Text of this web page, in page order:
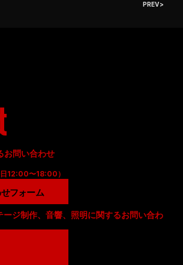
PREV >
問い合わせ
12:00〜18:00）
フォーム
ジ制作、音響、照明に関するお問い合わ